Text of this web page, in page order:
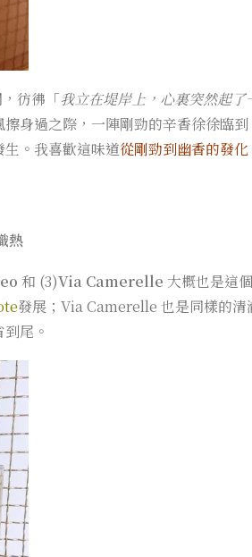
彷彿「我立在堤岸上，心裏突然起
身過之際，一陣剛勁的辛香徐徐臨
生。我喜歡這味道從剛勁到幽香的發
熱
和 (3)Via Camerelle 大概也是這
發展；Via Camerelle 也是同樣的清
尾。